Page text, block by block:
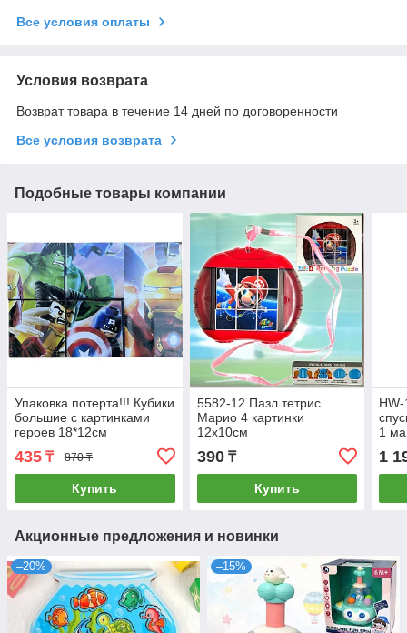
Все условия оплаты
Условия возврата
Возврат товара в течение 14 дней по договоренности
Все условия возврата
Подобные товары компании
Упаковка потерта!!! Кубики
большие с картинками
героев 18*12см
435 ₸ 870 ₸
Купить
5582-12 Пазл тетрис
Марио 4 картинки
12х10см
390₸
Купить
HW-
1
1
Акционные предложения и новинки
–20% –15%